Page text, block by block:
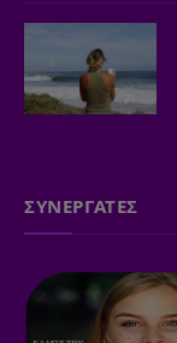
ΣΥΝΕΡΓΑΤΕΣ